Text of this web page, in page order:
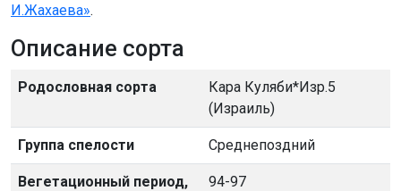
И.Жахаева».
Описание сорта
Родословная сорта
Кара Куляби*Изр.5
(Израиль)
Группа спелости Среднепоздний
Вегетационный период,
94-97